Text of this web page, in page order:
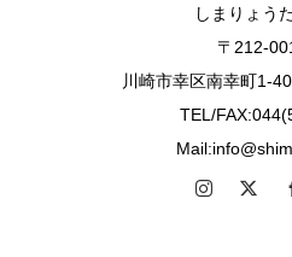
しまりょう
〒212-
川崎市幸区南幸町1-
TEL/